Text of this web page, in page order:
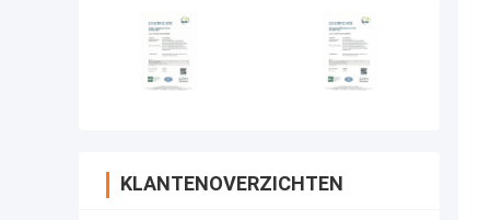
KLANTENOVERZICHTEN